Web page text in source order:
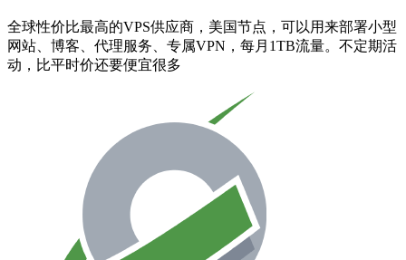
全球性价比最高的VPS供应商，美国节点，可以用来部署小型
网站、博客、代理服务、专属VPN，每月1TB流量。不定期活
动，比平时价还要便宜很多